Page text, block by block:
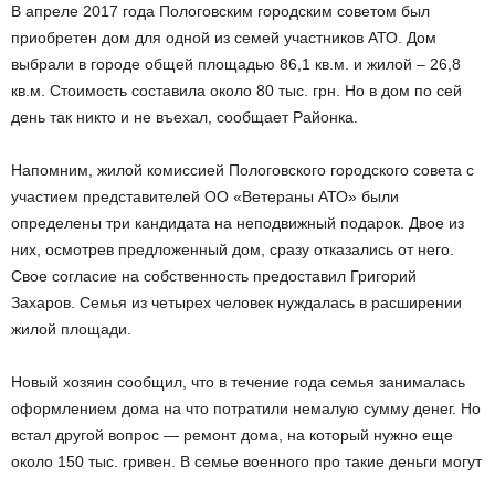
В апреле 2017 года Пологовским городским советом был
приобретен дом для одной из семей участников АТО. Дом
выбрали в городе общей площадью 86,1 кв.м. и жилой – 26,8
кв.м. Стоимость составила около 80 тыс. грн. Но в дом по сей
день так никто и не въехал, сообщает Районка.
Напомним, жилой комиссией Пологовского городского совета с
участием представителей ОО «Ветераны АТО» были
определены три кандидата на неподвижный подарок. Двое из
них, осмотрев предложенный дом, сразу отказались от него.
Свое согласие на собственность предоставил Григорий
Захаров. Семья из четырех человек нуждалась в расширении
жилой площади.
Новый хозяин сообщил, что в течение года семья занималась
оформлением дома на что потратили немалую сумму денег. Но
встал другой вопрос — ремонт дома, на который нужно еще
около 150 тыс. гривен. В семье военного про такие деньги могут